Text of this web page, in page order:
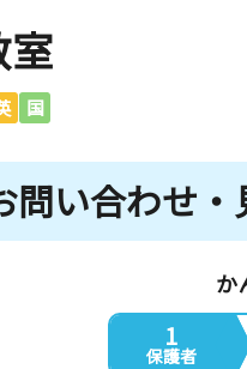
室
国
問い合わせ・
か
1
保護者